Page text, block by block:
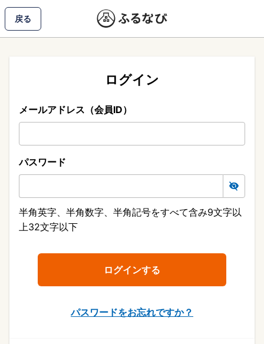
戻る
ログイン
メールアドレス（会員ID）
パスワード
半角英字、半角数字、半角記号をすべて含み9文字以
上32文字以下
パスワードをお忘れですか？